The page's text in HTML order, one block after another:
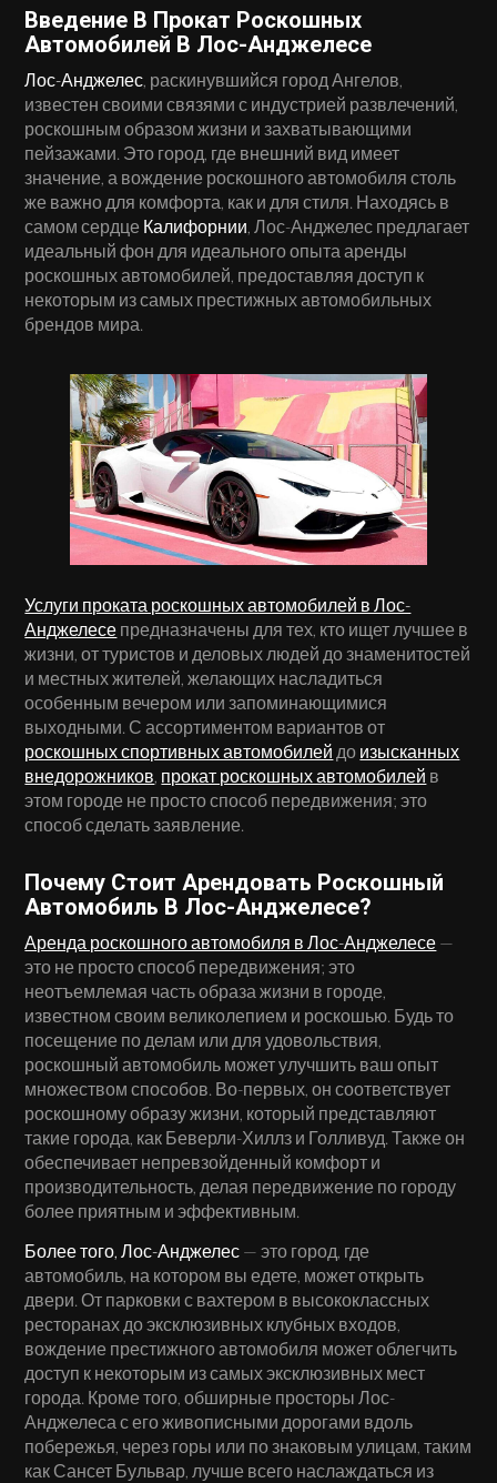
Введение В Прокат Роскошных
Автомобилей В Лос-Анджелесе
Лос-Анджелес, раскинувшийся город Ангелов,
известен своими связями с индустрией развлечений,
роскошным образом жизни и захватывающими
пейзажами. Это город, где внешний вид имеет
значение, а вождение роскошного автомобиля столь
же важно для комфорта, как и для стиля. Находясь в
самом сердце Калифорнии, Лос-Анджелес предлагает
идеальный фон для идеального опыта аренды
роскошных автомобилей, предоставляя доступ к
некоторым из самых престижных автомобильных
брендов мира.
Услуги проката роскошных автомобилей в Лос-
Анджелесе предназначены для тех, кто ищет лучшее в
жизни, от туристов и деловых людей до знаменитостей
и местных жителей, желающих насладиться
особенным вечером или запоминающимися
выходными. С ассортиментом вариантов от
роскошных спортивных автомобилей до изысканных
внедорожников, прокат роскошных автомобилей в
этом городе не просто способ передвижения; это
способ сделать заявление.
Почему Стоит Арендовать Роскошный
Автомобиль В Лос-Анджелесе?
Аренда роскошного автомобиля в Лос-Анджелесе —
это не просто способ передвижения; это
неотъемлемая часть образа жизни в городе,
известном своим великолепием и роскошью. Будь то
посещение по делам или для удовольствия,
роскошный автомобиль может улучшить ваш опыт
множеством способов. Во-первых, он соответствует
роскошному образу жизни, который представляют
такие города, как Беверли-Хиллз и Голливуд. Также он
обеспечивает непревзойденный комфорт и
производительность, делая передвижение по городу
более приятным и эффективным.
Более того, Лос-Анджелес — это город, где
автомобиль, на котором вы едете, может открыть
двери. От парковки с вахтером в высококлассных
ресторанах до эксклюзивных клубных входов,
вождение престижного автомобиля может облегчить
доступ к некоторым из самых эксклюзивных мест
города. Кроме того, обширные просторы Лос-
Анджелеса с его живописными дорогами вдоль
побережья, через горы или по знаковым улицам, таким
как Сансет Бульвар, лучше всего наслаждаться из